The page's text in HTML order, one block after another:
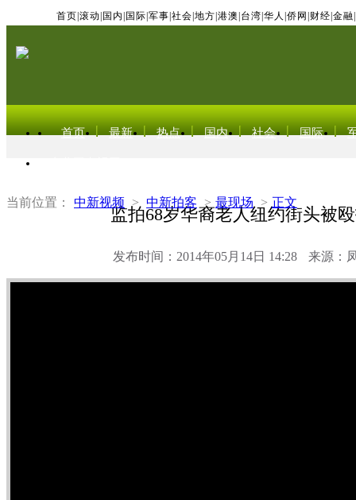
首页 滚动 国内 国际 军事 社会 地方 港澳 台湾 华人 侨网 财经 金融
首页 最新 热点 国内 社会 国际
当前位置： 中新视频 > 中新拍客 > 最现场 > 正文
监拍68岁华裔老人纽约街头被
发布时间：2014年05月14日 14:28 来源：